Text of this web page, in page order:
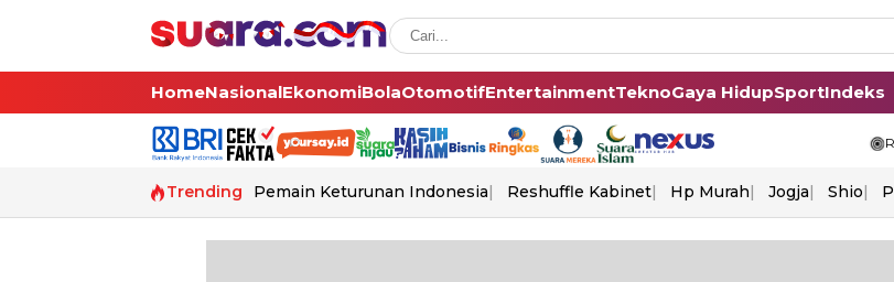
HomeNasionalEkonomiBolaOtomotifEntertainmentTeknoGaya HidupSportIndeks
Trending Pemain Keturunan Indonesia Reshuffle Kabinet Hp Murah Jogja Shio